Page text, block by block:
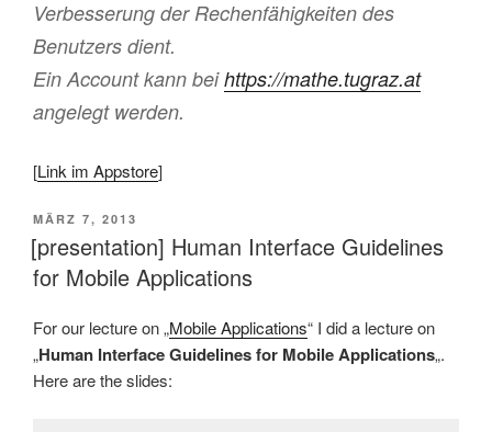
Verbesserung der Rechenfähigkeiten des
Benutzers dient.
Ein Account kann beihttps://mathe.tugraz.at
angelegt werden.
[Link im Appstore]
VERÖFFENTLICHT
AM
MÄRZ 7, 2013
[presentation] Human Interface Guidelines
for Mobile Applications
For our lecture on „Mobile Applications“ I did a lecture on
„Human Interface Guidelines for Mobile Applications„.
Here are the slides: